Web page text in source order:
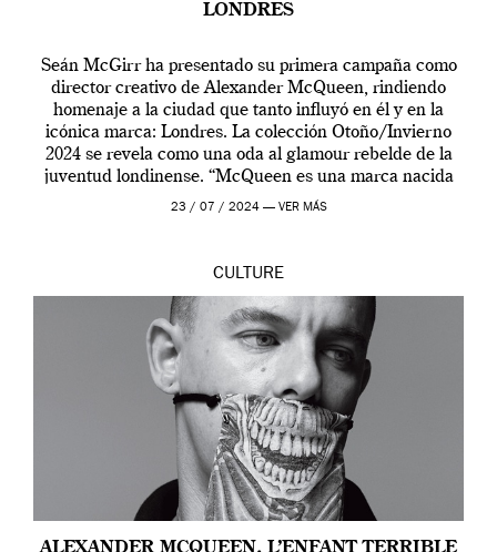
LONDRES
Seán McGirr ha presentado su primera campaña como
director creativo de Alexander McQueen, rindiendo
homenaje a la ciudad que tanto influyó en él y en la
icónica marca: Londres. La colección Otoño/Invierno
2024 se revela como una oda al glamour rebelde de la
juventud londinense. “McQueen es una marca nacida
en Londres y siempre ha […]
23 / 07 / 2024 — VER MÁS
CULTURE